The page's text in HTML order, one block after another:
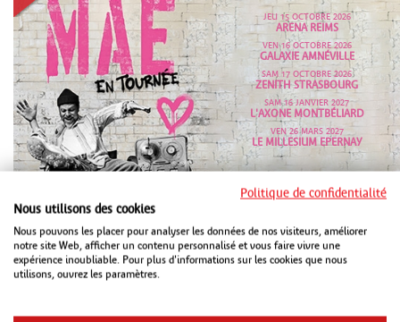
JEU 15 OCTOBRE 2026
ARENA REIMS
VEN 16 OCTOBRE 2026
GALAXIE AMNÉVILLE
SAM 17 OCTOBRE 2026
ZENITH STRASBOURG
SAM 16 JANVIER 2027
L'AXONE MONTBÉLIARD
VEN 26 MARS 2027
LE MILLESIUM EPERNAY
Politique de confidentialité
Nous utilisons des cookies
Nous pouvons les placer pour analyser les données de nos visiteurs, améliorer
notre site Web, afficher un contenu personnalisé et vous faire vivre une
expérience inoubliable. Pour plus d'informations sur les cookies que nous
utilisons, ouvrez les paramètres.